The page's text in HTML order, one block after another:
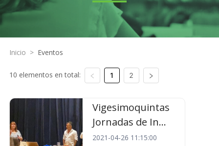
Inicio > Eventos
10 elementos en total: 1 2
Vigesimoquintas
Jornadas de In...
2021-04-26 11:15:00